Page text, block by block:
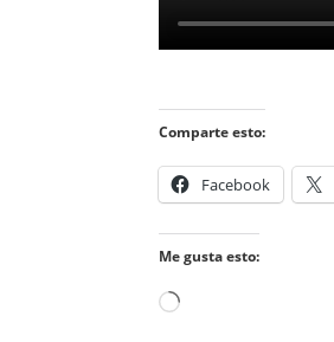
Comparte esto:
Facebook
Me gusta esto:
Cargando...